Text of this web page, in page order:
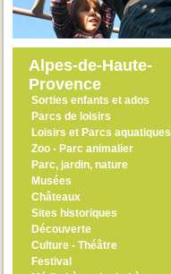
Alpes-de-Haute-
Provence
Sorties enfants et ados
Parcs de loisirs
Loisirs et Parcs aquatiques
Zoo - Parc animalier
Parc, jardin, nature
Musées
Châteaux
Sites historiques
Découverte
Culture - Théâtre
Festival